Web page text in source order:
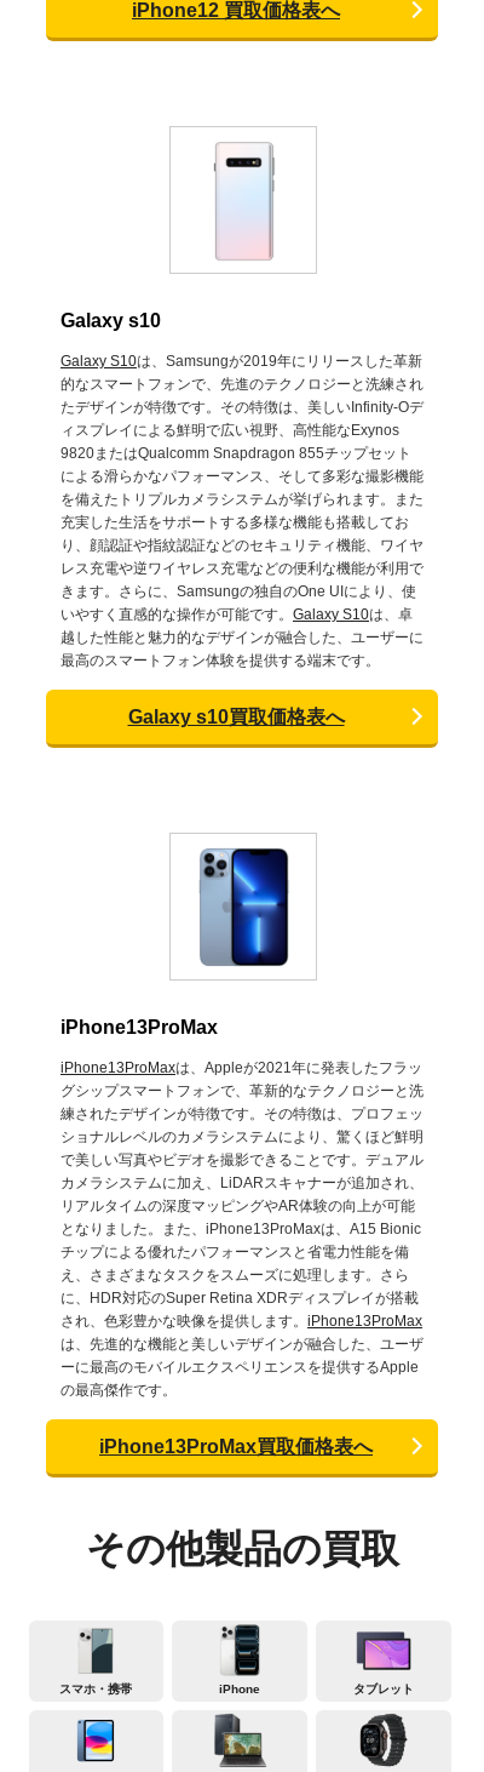
iPhone12 買取価格表へ
Galaxy s10
Galaxy S10は、Samsungが2019年にリリースした革新
的なスマートフォンで、先進のテクノロジーと洗練され
たデザインが特徴です。その特徴は、美しいInfinity-Oデ
ィスプレイによる鮮明で広い視野、高性能なExynos
9820またはQualcomm Snapdragon 855チップセット
による滑らかなパフォーマンス、そして多彩な撮影機能
を備えたトリプルカメラシステムが挙げられます。また
充実した生活をサポートする多様な機能も搭載してお
り、顔認証や指紋認証などのセキュリティ機能、ワイヤ
レス充電や逆ワイヤレス充電などの便利な機能が利用で
きます。さらに、Samsungの独自のOne UIにより、使
いやすく直感的な操作が可能です。 Galaxy S10は、卓
越した性能と魅力的なデザインが融合した、ユーザーに
最高のスマートフォン体験を提供する端末です。
Galaxy s10買取価格表へ
iPhone13ProMax
iPhone13ProMaxは、Appleが2021年に発表したフラッ
グシップスマートフォンで、革新的なテクノロジーと洗
練されたデザインが特徴です。その特徴は、プロフェッ
ショナルレベルのカメラシステムにより、驚くほど鮮明
で美しい写真やビデオを撮影できることです。デュアル
カメラシステムに加え、LiDARスキャナーが追加され、
リアルタイムの深度マッピングやAR体験の向上が可能
となりました。また、iPhone13ProMaxは、A15 Bionic
チップによる優れたパフォーマンスと省電力性能を備
え、さまざまなタスクをスムーズに処理します。さら
に、HDR対応のSuper Retina XDRディスプレイが搭載
され、色彩豊かな映像を提供します。 iPhone13ProMax
は、先進的な機能と美しいデザインが融合した、ユーザ
ーに最高のモバイルエクスペリエンスを提供するApple
の最高傑作です。
iPhone13ProMax買取価格表へ
その他製品の買取
スマホ・携帯 iPhone タブレット